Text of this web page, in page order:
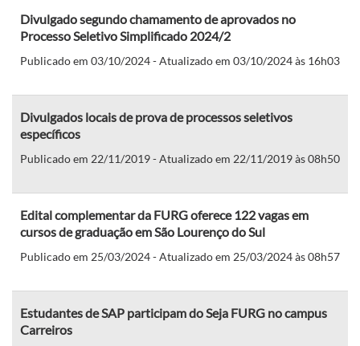
Divulgado segundo chamamento de aprovados no
Processo Seletivo Simplificado 2024/2
Publicado em 03/10/2024 - Atualizado em 03/10/2024 às 16h03
Divulgados locais de prova de processos seletivos
específicos
Publicado em 22/11/2019 - Atualizado em 22/11/2019 às 08h50
Edital complementar da FURG oferece 122 vagas em
cursos de graduação em São Lourenço do Sul
Publicado em 25/03/2024 - Atualizado em 25/03/2024 às 08h57
Estudantes de SAP participam do Seja FURG no campus
Carreiros